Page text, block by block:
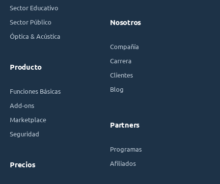
Sector Educativo
Sector Público
Óptica & Acústica
Producto
Funciones Básicas
Add-ons
Marketplace
Seguridad
Precios
Nosotros
Compañía
Carrera
Clientes
Blog
Partners
Programas
Afiliados